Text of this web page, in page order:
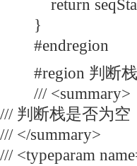
return
}
#endregion
#region 判断栈
/// <summary>
/// 判断栈是否为空
/// </summary>
/// <typeparam